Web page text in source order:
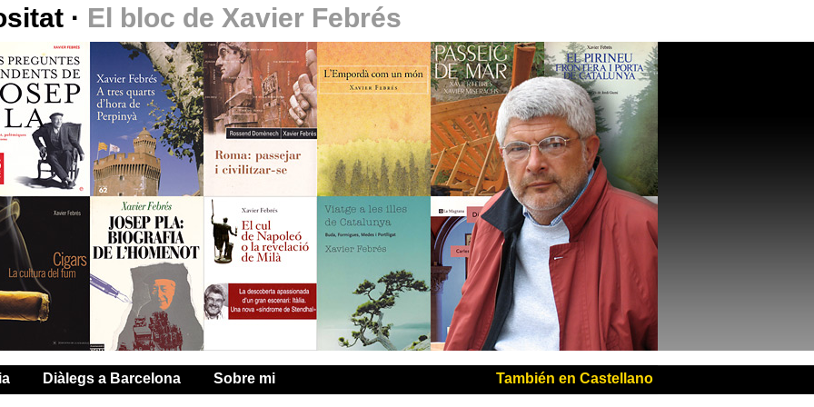
· El bloc de Xavier Febrés
Diàlegs a Barcelona Sobre mi También en Castellano